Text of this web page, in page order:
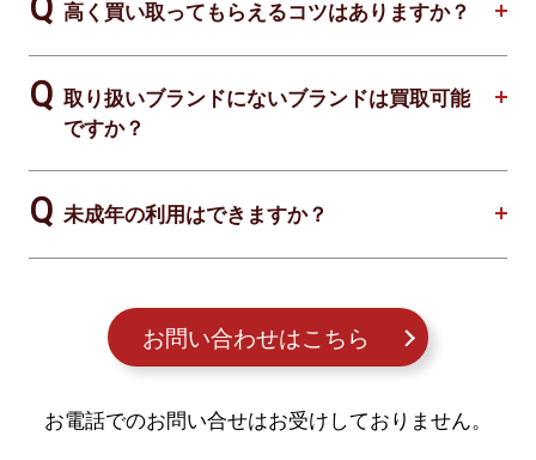
高く買い取ってもらえるコツはありますか？
取り扱いブランドにないブランドは買取可能
ですか？
未成年の利用はできますか？
お問い合わせはこちら
お電話でのお問い合せはお受けしておりません。